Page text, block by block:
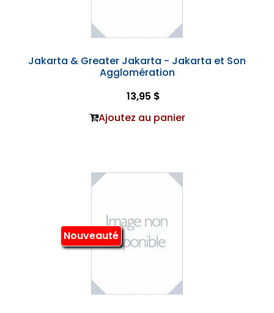
Jakarta & Greater Jakarta - Jakarta et Son
Agglomération
13,95 $
Ajoutez au panier
Nouveauté